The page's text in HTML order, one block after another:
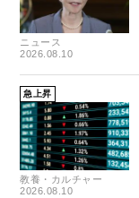
ニュース
2026.08.10
急上昇
教養・カルチャー
2026.08.10